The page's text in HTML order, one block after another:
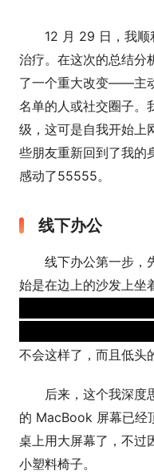
12 月 29 日，我顺
治疗。在这次的总结分
了一个重大改变——主
名单的人或社交圈子。
级，这可是自我开始上
些朋友重新回到了我的
感动了55555。
线下办公
线下办公第一步，
始是在边上的沙发上坐
不会这样了，而且低头
后来，这个我深度
的 MacBook 屏幕已经
桌上用大屏幕了，不过
小塑料椅子。